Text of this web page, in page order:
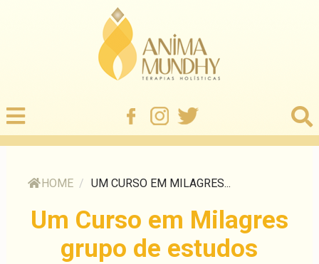
HOME / UM CURSO EM MILAGRES...
Um Curso em Milagres
grupo de estudos